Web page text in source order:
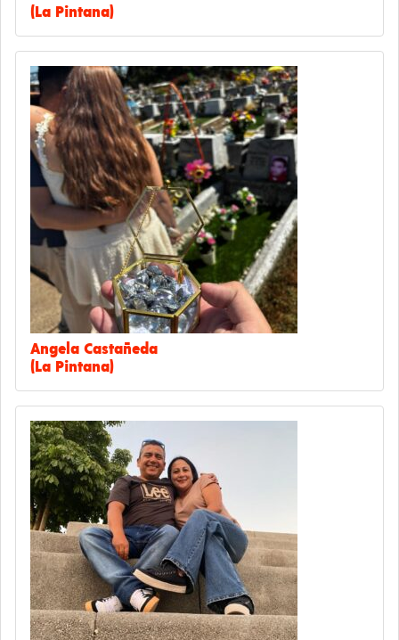
(La Pintana)
Angela Castañeda
(La Pintana)